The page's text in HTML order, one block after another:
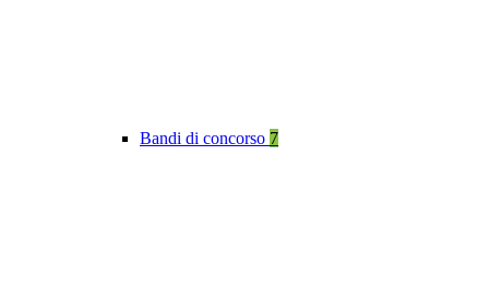
Bandi di concorso 7